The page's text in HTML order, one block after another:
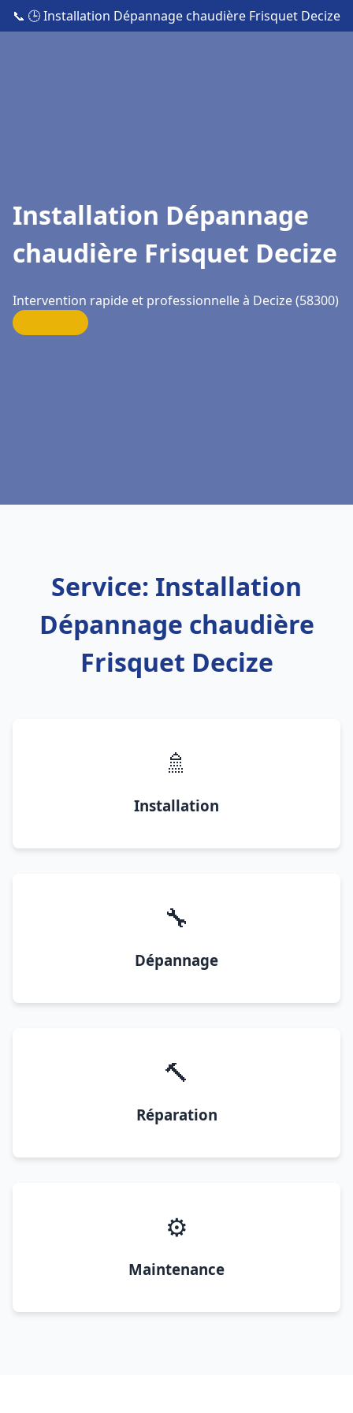
📞 🕒 Installation Dépannage chaudière Frisquet Decize
Installation Dépannage
chaudière Frisquet Decize
Intervention rapide et professionnelle à Decize (58300)
Service: Installation
Dépannage chaudière
Frisquet Decize
🚿
Installation
🔧
Dépannage
🔨
Réparation
⚙️
Maintenance